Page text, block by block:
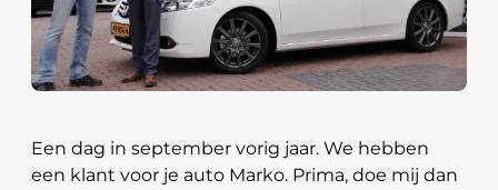
Een dag in september vorig jaar. We hebben
een klant voor je auto Marko. Prima, doe mij dan